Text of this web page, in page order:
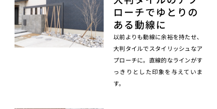
ローチでゆとりの
ある動線に
以前よりも動線に余裕を持たせ、
大判タイルでスタイリッシュなア
プローチに。直線的なラインがす
っきりとした印象を与えていま
す。